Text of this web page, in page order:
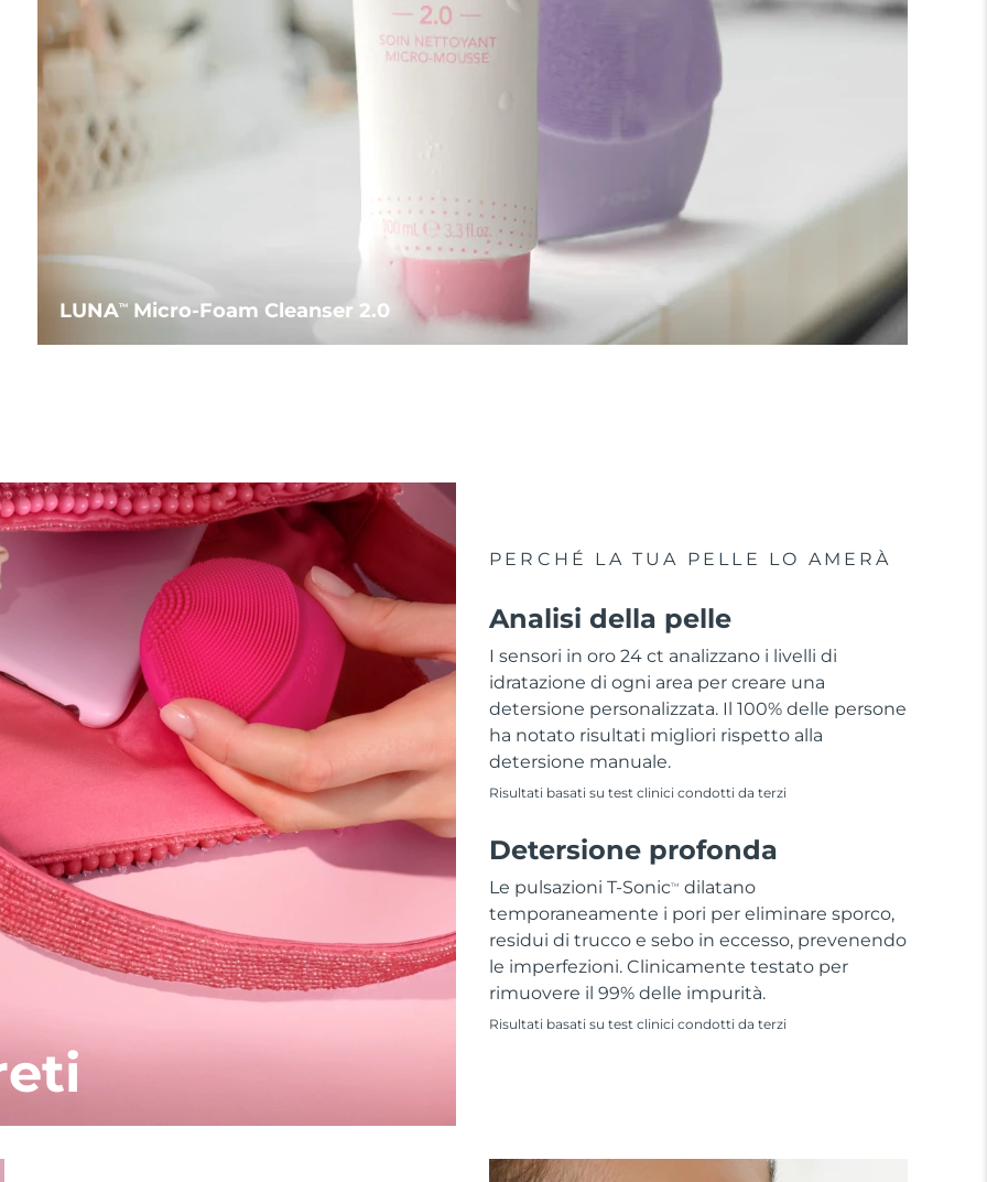
LUNATMMicro-Foam Cleanser 2.0
PERCHÉ LA TUA PELLE LO AMERÀ
Analisi della pelle
I sensori in oro 24 ct analizzano i livelli di
idratazione di ogni area per creare una
detersione personalizzata. Il 100% delle persone
ha notato risultati migliori rispetto alla
detersione manuale.
Risultati basati su test clinici condotti da terzi
Detersione profonda
Le pulsazioni T-SonicTM
dilatano
temporaneamente i pori per eliminare sporco,
residui di trucco e sebo in eccesso, prevenendo
le imperfezioni. Clinicamente testato per
rimuovere il 99% delle impurità.
Risultati basati su test clinici condotti da terzi